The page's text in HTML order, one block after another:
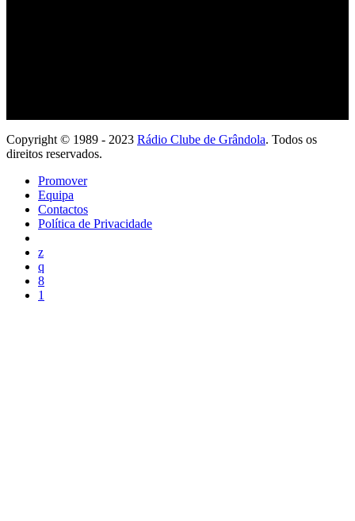
Copyright © 1989 - 2023 Rádio Clube de Grândola. Todos os
direitos reservados.
Promover
Equipa
Contactos
Política de Privacidade